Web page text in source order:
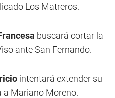
Los Matreros.
buscará cortar la
ante San Fernando.
intentará extender su
a Mariano Moreno.